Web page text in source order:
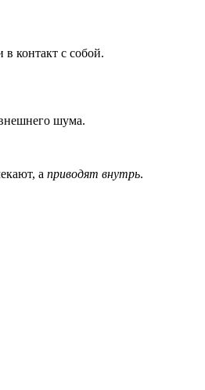
в контакт с собой.
шума.
а приводят внутрь.